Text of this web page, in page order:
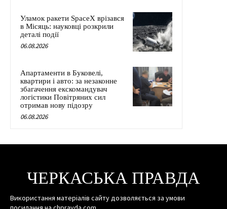
Уламок ракети SpaceX врізався
в Місяць: науковці розкрили
деталі події
06.08.2026
Апартаменти в Буковелі,
квартири і авто: за незаконне
збагачення екскомандувач
логістики Повітряних сил
отримав нову підозру
06.08.2026
ЧЕРКАСЬКА ПРАВДА
Використання матеріалів сайту дозволяється за умови